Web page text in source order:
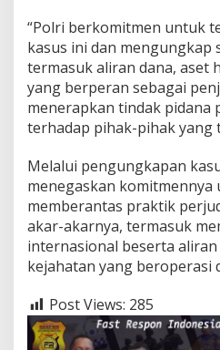
“Polri berkomitmen untuk
kasus ini dan mengungkap
termasuk aliran dana, aset
yang berperan sebagai
menerapkan tindak pidana
terhadap pihak-pihak yang
Melalui pengungkapan
menegaskan komitmennya
memberantas praktik
akar-akarnya, termasuk
internasional beserta aliran
kejahatan yang beroperasi
Post Views: 285